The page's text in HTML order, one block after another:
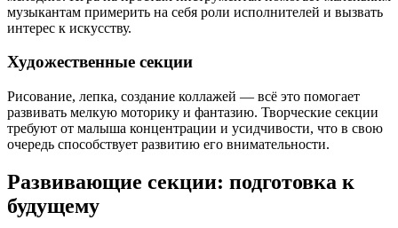
музыкантам примерить на себя роли исполнителей и вызвать
интерес к искусству.
Художественные секции
Рисование, лепка, создание коллажей — всё это помогает
развивать мелкую моторику и фантазию. Творческие секции
требуют от малыша концентрации и усидчивости, что в свою
очередь способствует развитию его внимательности.
Развивающие секции: подготовка к
будущему